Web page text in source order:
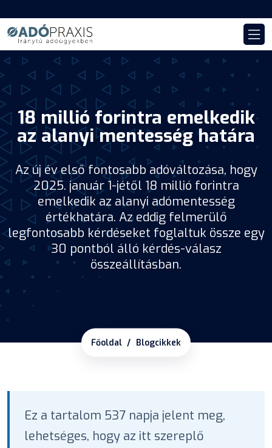
18 millió forintra emelkedik
az alanyi mentesség határa
Az új év első fontosabb adóváltozása, hogy
2025. január 1-jétől 18 millió forintra
emelkedik az alanyi adómentesség
értékhatára. Az eddig felmerülő
legfontosabb kérdéseket foglaltuk össze egy
30 pontból álló kérdés-válasz
összeállításban.
Főoldal Blogcikkek
Ez a tartalom 537 napja jelent meg,
lehetséges, hogy az itt szereplő